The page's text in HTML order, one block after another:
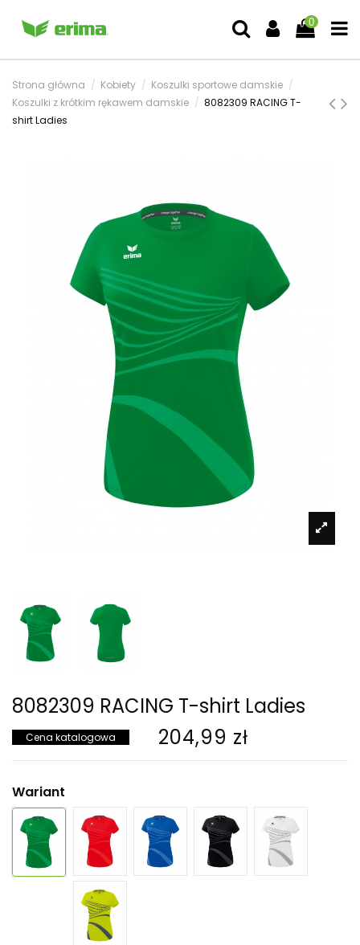
0
Strona główna Kobiety
Koszulki sportowe damskie
Koszulki z krótkim rękawem damskie
8082309 RACING T-
shirt Ladies
8082309 RACING T-shirt Ladies
Cena katalogowa 204,99 zł
Wariant